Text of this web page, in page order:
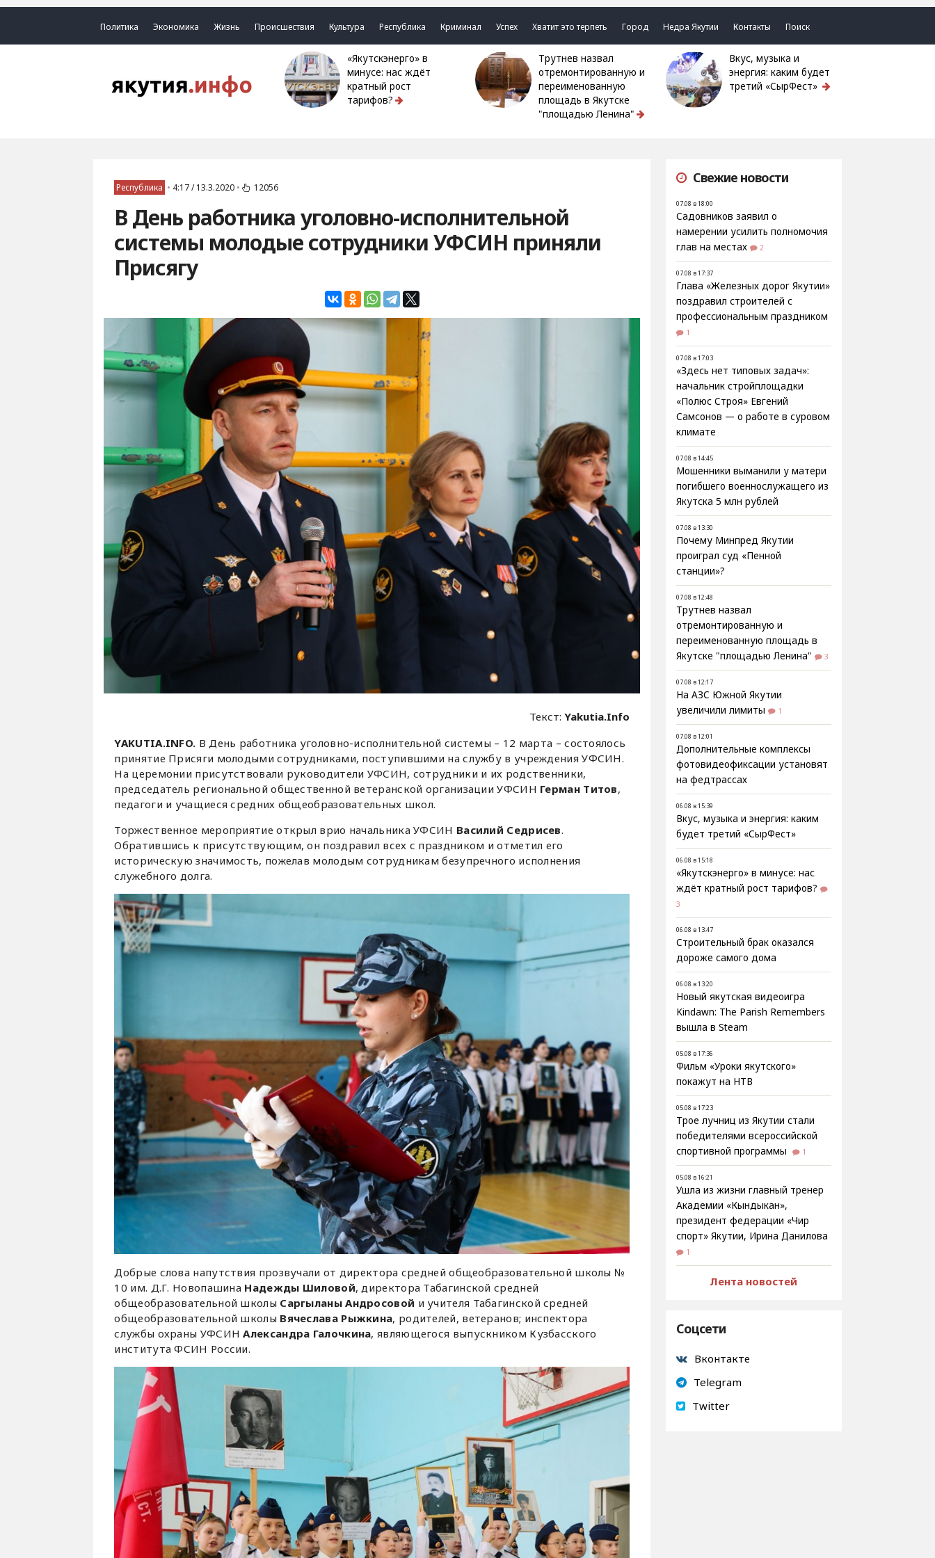
Политика Экономика Жизнь Происшествия Культура Республика Криминал Успех Хватит это терпеть Город Недра Якутии Контакты Поиск
«Якутскэнерго» в
минусе: нас ждёт
кратный рост
тарифов?
Трутнев назвал
отремонтированную и
переименованную
площадь в Якутске
"площадью Ленина"
Вкус, музыка и
энергия: каким будет
третий «СырФест»
Республика • 4:17 / 13.3.2020 • 12056
В День работника уголовно-исполнительной
системы молодые сотрудники УФСИН приняли
Присягу
Текст:Yakutia.Info
YAKUTIA.INFO. В День работника уголовно-исполнительной системы – 12 марта – состоялось
принятие Присяги молодыми сотрудниками, поступившими на службу в учреждения УФСИН.
На церемонии присутствовали руководители УФСИН, сотрудники и их родственники,
председатель региональной общественной ветеранской организации УФСИН Герман Титов,
педагоги и учащиеся средних общеобразовательных школ.
Торжественное мероприятие открыл врио начальника УФСИН Василий Седрисев.
Обратившись к присутствующим, он поздравил всех с праздником и отметил его
историческую значимость, пожелав молодым сотрудникам безупречного исполнения
служебного долга.
Добрые слова напутствия прозвучали от директора средней общеобразовательной школы №
10 им. Д.Г. Новопашина Надежды Шиловой, директора Табагинской средней
общеобразовательной школы Саргыланы Андросовой и учителя Табагинской средней
общеобразовательной школы Вячеслава Рыжкина, родителей, ветеранов; инспектора
службы охраны УФСИНАлександра Галочкина, являющегося выпускником Кузбасского
института ФСИН России.
Свежие новости
07.08 в 18:00
Садовников заявил о
намерении усилить полномочия
глав на местах
2
07.08 в 17:37
Глава «Железных дорог Якутии»
поздравил строителей с
профессиональным праздником
1
07.08 в 17:03
«Здесь нет типовых задач»:
начальник стройплощадки
«Полюс Строя» Евгений
Самсонов — о работе в суровом
климате
07.08 в 14:45
Мошенники выманили у матери
погибшего военнослужащего из
Якутска 5 млн рублей
07.08 в 13:30
Почему Минпред Якутии
проиграл суд «Пенной
станции»?
07.08 в 12:48
Трутнев назвал
отремонтированную и
переименованную площадь в
Якутске "площадью Ленина"
3
07.08 в 12:17
На АЗС Южной Якутии
увеличили лимиты
1
07.08 в 12:01
Дополнительные комплексы
фотовидеофиксации установят
на федтрассах
06.08 в 15:39
Вкус, музыка и энергия: каким
будет третий «СырФест»
06.08 в 15:18
«Якутскэнерго» в минусе: нас
ждёт кратный рост тарифов?
3
06.08 в 13:47
Строительный брак оказался
дороже самого дома
06.08 в 13:20
Новый якутская видеоигра
Kindawn: The Parish Remembers
вышла в Steam
05.08 в 17:36
Фильм «Уроки якутского»
покажут на НТВ
05.08 в 17:23
Трое лучниц из Якутии стали
победителями всероссийской
спортивной программы
1
05.08 в 16:21
Ушла из жизни главный тренер
Академии «Кындыкан»,
президент федерации «Чир
спорт» Якутии, Ирина Данилова
1
Лента новостей
Соцсети
Вконтакте
Telegram
Twitter